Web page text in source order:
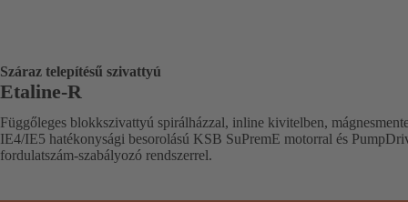
Száraz telepítésű szivattyú
Etaline-R
Függőleges blokkszivattyú spirálházzal, inline kivitelben,
IE4/IE5 hatékonysági besorolású KSB SuPremE motorral és
fordulatszám-szabályozó rendszerrel.